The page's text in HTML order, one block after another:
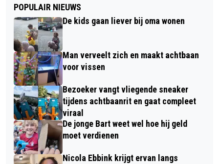
POPULAIR NIEUWS
De kids gaan liever bij oma wonen
Man verveelt zich en maakt achtbaan
voor vissen
Bezoeker vangt vliegende sneaker
tijdens achtbaanrit en gaat compleet
viraal
De jonge Bart weet wel hoe hij geld
moet verdienen
Nicola Ebbink krijgt ervan langs